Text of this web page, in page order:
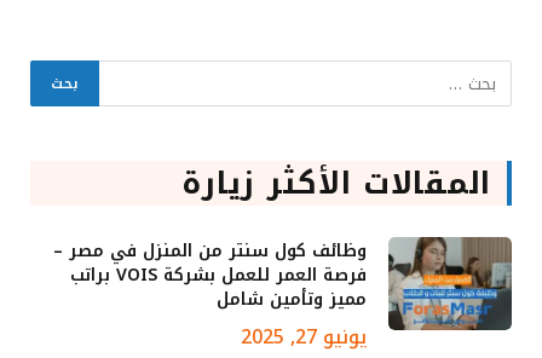
المقالات الأكثر زيارة
وظائف كول سنتر من المنزل في مصر –
فرصة العمر للعمل بشركة VOIS براتب
مميز وتأمين شامل
يونيو 27, 2025